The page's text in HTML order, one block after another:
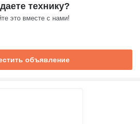
технику?
это вместе с нами!
объявление